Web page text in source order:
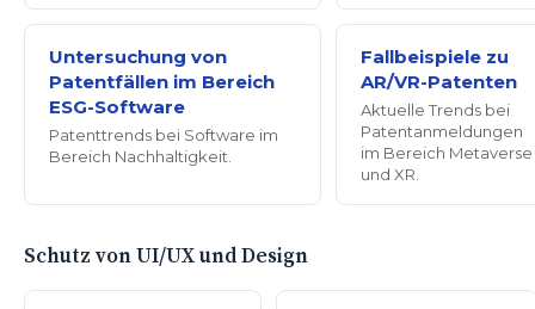
Untersuchung von
Patentfällen im Bereich
ESG-Software
Patenttrends bei Software im
Bereich Nachhaltigkeit.
Fallbeispiele zu
AR/VR-Patenten
Aktuelle Trends bei
Patentanmeldungen
im Bereich Metaverse
und XR.
Schutz von UI/UX und Design